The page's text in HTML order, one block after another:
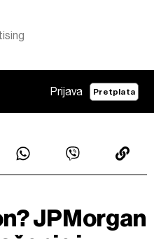
Prijava Pretplata
JPMorgan